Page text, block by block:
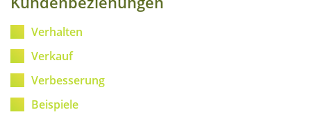
Ver­hal­ten
Ver­kauf
Ver­bes­se­rung
Bei­spie­le